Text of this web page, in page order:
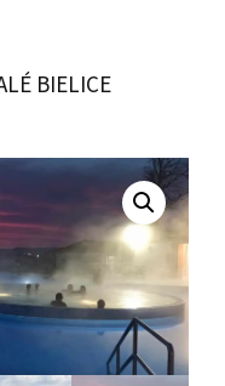
BIELICE